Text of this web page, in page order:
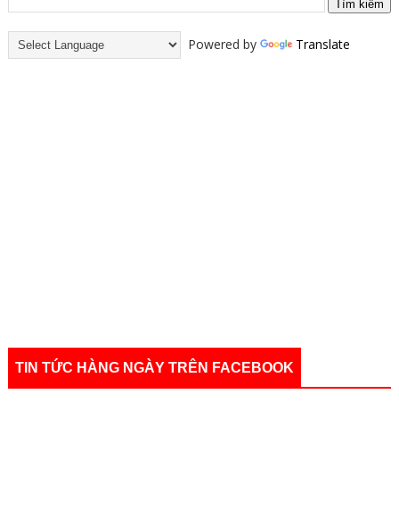
Powered by Translate
TIN TỨC HÀNG NGÀY TRÊN FACEBOOK